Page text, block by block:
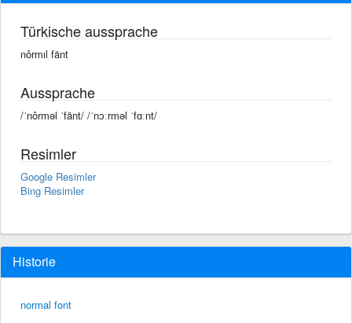
Türkische aussprache
nôrmıl fänt
Aussprache
/ˈnôrməl ˈfänt/ /ˈnɔːrməl ˈfɑːnt/
Resimler
Google Resimler
Bing Resimler
Historie
normal font